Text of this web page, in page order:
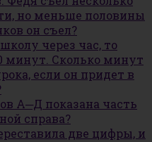
но меньше половины
он съел?
через час, то
минут. Сколько минут
если он придет в
А─Д показана часть
справа?
две цифры, и